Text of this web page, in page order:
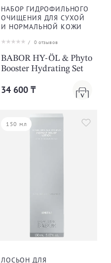
НАБОР ГИДРОФИЛЬНОГО
ОЧИЩЕНИЯ ДЛЯ СУХОЙ
И НОРМАЛЬНОЙ КОЖИ
/ 0 отзывов
BABOR HY-ÖL & Phyto
Booster Hydrating Set
34 600 ₸
150 мл
ЛОСЬОН ДЛЯ